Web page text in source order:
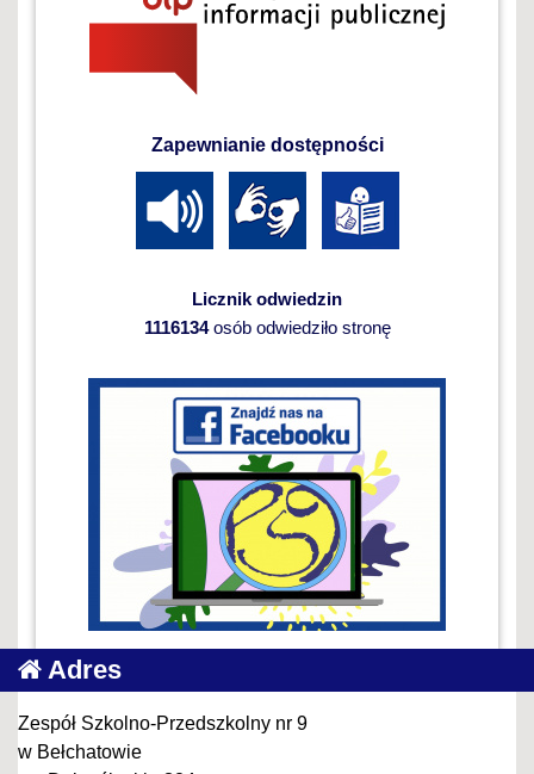
Zapewnianie dostępności
Licznik odwiedzin
1116134osób odwiedziło stronę
Adres
Zespół Szkolno-Przedszkolny nr 9
w Bełchatowie